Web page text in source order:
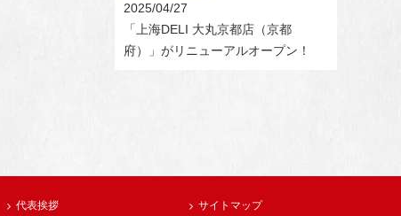
2025/04/27
「上海DELI 大丸京都店（京都
府）」がリニューアルオープン！
代表挨拶 サイトマップ